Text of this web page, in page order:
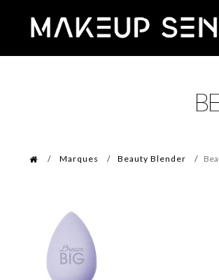
Catégories
Marques Beauty Blender